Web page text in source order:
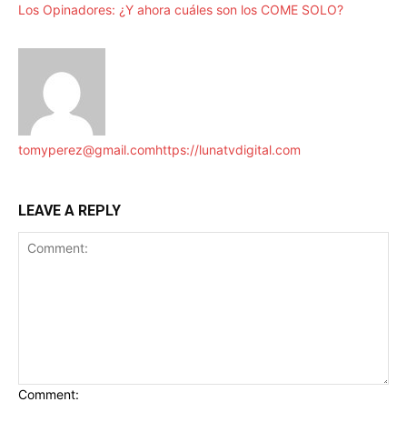
Los Opinadores: ¿Y ahora cuáles son los COME SOLO?
tomyperez@gmail.comhttps://lunatvdigital.com
LEAVE A REPLY
Comment: